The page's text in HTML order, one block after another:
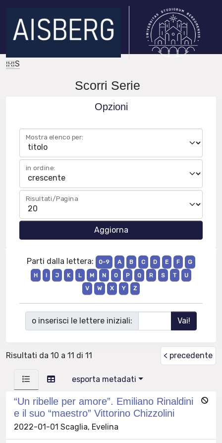
IRIS
Scorri Serie
Opzioni
Mostra elenco per:
in ordine:
Risultati/Pagina
Parti dalla lettera: 0-9 A B C D E F
G
H
I J K L M N O P Q R S T
U
V
W X Y Z
o inserisci le lettere iniziali:
Risultati da 10 a 11 di 11 < precedente
esporta metadati
“Un ribelle per amore”. Emiliano Rinaldini
e il suo “maestro” Vittorino Chizzolini
2022-01-01 Scaglia, Evelina